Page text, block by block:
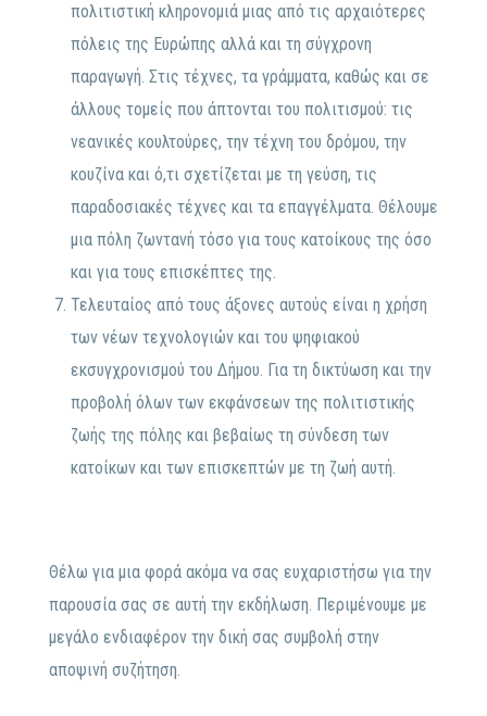
πολιτιστική κληρονομιά μιας από τις αρχαιότερες
πόλεις της Ευρώπης αλλά και τη σύγχρονη
παραγωγή. Στις τέχνες, τα γράμματα, καθώς και σε
άλλους τομείς που άπτονται του πολιτισμού: τις
νεανικές κουλτούρες, την τέχνη του δρόμου, την
κουζίνα και ό,τι σχετίζεται με τη γεύση, τις
παραδοσιακές τέχνες και τα επαγγέλματα. Θέλουμε
μια πόλη ζωντανή τόσο για τους κατοίκους της όσο
και για τους επισκέπτες της.
Τελευταίος από τους άξονες αυτούς είναι η χρήση
των νέων τεχνολογιών και του ψηφιακού
εκσυγχρονισμού του Δήμου. Για τη δικτύωση και την
προβολή όλων των εκφάνσεων της πολιτιστικής
ζωής της πόλης και βεβαίως τη σύνδεση των
κατοίκων και των επισκεπτών με τη ζωή αυτή.
Θέλω για μια φορά ακόμα να σας ευχαριστήσω για την
παρουσία σας σε αυτή την εκδήλωση. Περιμένουμε με
μεγάλο ενδιαφέρον την δική σας συμβολή στην
αποψινή συζήτηση.